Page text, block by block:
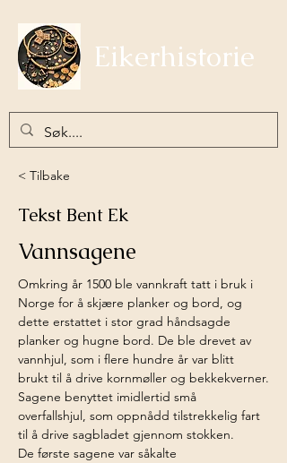
Eikerhistorie
< Tilbake
Tekst Bent Ek
Vannsagene
Omkring år 1500 ble vannkraft tatt i bruk i
Norge for å skjære planker og bord, og
dette erstattet i stor grad håndsagde
planker og hugne bord. De ble drevet av
vannhjul, som i flere hundre år var blitt
brukt til å drive kornmøller og bekkekverner.
Sagene benyttet imidlertid små
overfallshjul, som oppnådd tilstrekkelig fart
til å drive sagbladet gjennom stokken.
De første sagene var såkalte